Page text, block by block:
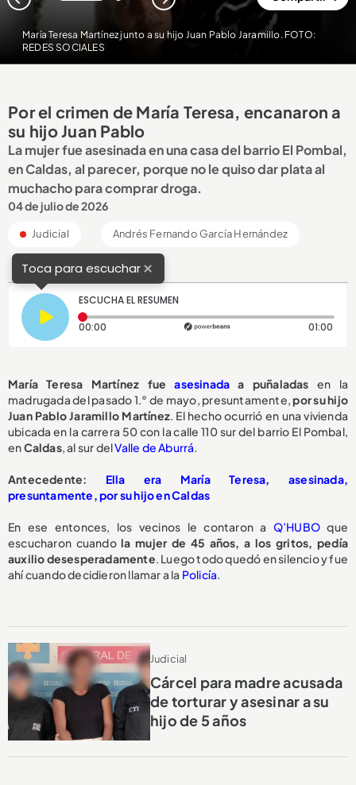
María Teresa Martínez junto a su hijo Juan Pablo Jaramillo. FOTO:
REDES SOCIALES
Por el crimen de María Teresa, encanaron a
su hijo Juan Pablo
La mujer fue asesinada en una casa del barrio El Pombal,
en Caldas, al parecer, porque no le quiso dar plata al
muchacho para comprar droga.
04 de julio de 2026
Judicial Andrés Fernando García Hernández
Toca para escuchar×
ESCUCHA EL RESUMEN
00:00 Tiempo transcurrido: 0 segundos 01:00
María Teresa Martínez fueasesinada a puñaladas en la
madrugada del pasado 1.° de mayo, presuntamente,por su hijo
Juan Pablo Jaramillo Martínez. El hecho ocurrió en una vivienda
ubicada en la carrera 50 con la calle 110 sur del barrio El Pombal,
enCaldas, al sur delValle de Aburrá.
Antecedente: Ella era María Teresa, asesinada,
presuntamente, por su hijo en Caldas
En ese entonces, los vecinos le contaron a Q’HUBO que
escucharon cuandola mujer de 45 años, a los gritos, pedía
auxilio desesperadamente. Luego todo quedó en silencio y fue
ahí cuando decidieron llamar a la Policía.
Judicial
Cárcel para madre acusada
de torturar y asesinar a su
hijo de 5 años